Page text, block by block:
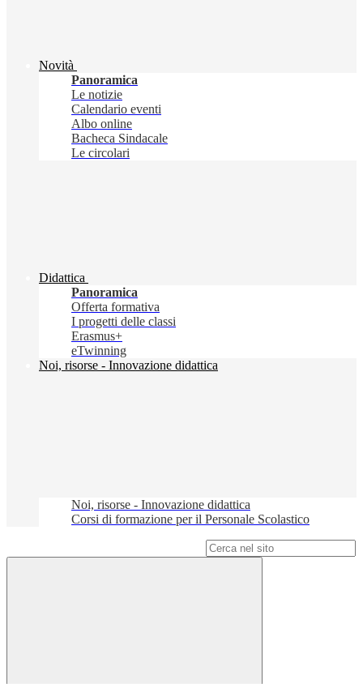
Novità
Panoramica
Le notizie
Calendario eventi
Albo online
Bacheca Sindacale
Le circolari
Didattica
Panoramica
Offerta formativa
I progetti delle classi
Erasmus+
eTwinning
Noi, risorse - Innovazione didattica
Noi, risorse - Innovazione didattica
Corsi di formazione per il Personale Scolastico